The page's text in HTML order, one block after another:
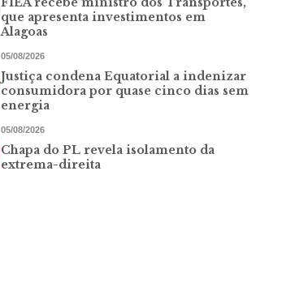
que apresenta investimentos em
Alagoas
05/08/2026
Justiça condena Equatorial a indenizar
consumidora por quase cinco dias sem
energia
05/08/2026
Chapa do PL revela isolamento da
extrema-direita